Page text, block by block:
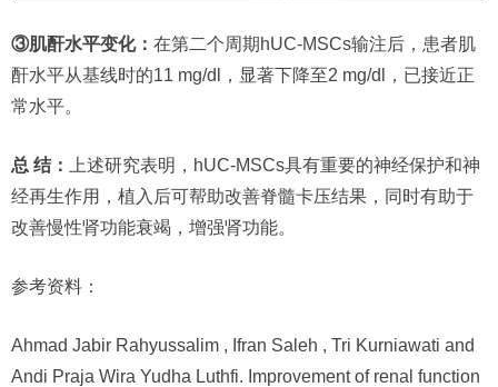
③肌酐水平变化： 在第二个周期hUC-MSCs输注后，患者肌
酐水平从基线时的11 mg/dl，显著下降至2 mg/dl，已接近正
常水平。
总 结：
上述研究表明，hUC-MSCs具有重要的神经保护和神
经再生作用，植入后可帮助改善脊髓卡压结果，同时有助于
改善慢性肾功能衰竭，增强肾功能。
参考资料：
Ahmad Jabir Rahyussalim , Ifran Saleh , Tri Kurniawati and
Andi Praja Wira Yudha Luthfi. Improvement of renal function